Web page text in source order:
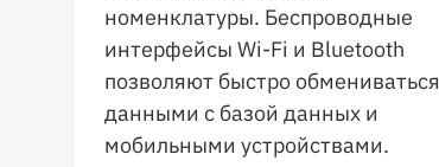
номенклатуры. Беспроводные
интерфейсы Wi-Fi и Bluetooth
позволяют быстро обмениваться
данными с базой данных и
мобильными устройствами.